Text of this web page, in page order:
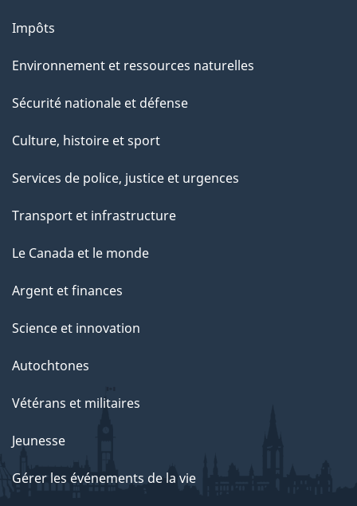
Impôts
Environnement et ressources naturelles
Sécurité nationale et défense
Culture, histoire et sport
Services de police, justice et urgences
Transport et infrastructure
Le Canada et le monde
Argent et finances
Science et innovation
Autochtones
Vétérans et militaires
Jeunesse
Gérer les événements de la vie